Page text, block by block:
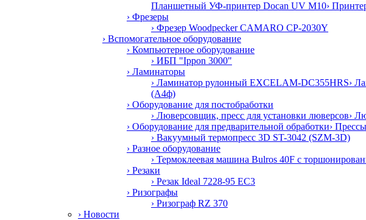
Планшетный УФ-принтер Docan UV M10›
› Фрезеры
› Фрезер Woodpecker CAMARO CP-2030Y
› Вспомогательное оборудование
› Компьютерное оборудование
› ИБП "Ippon 3000"
› Ламинаторы
› Ламинатор рулонный EXCELAM-DC355HRS›
(А4ф)
› Оборудование для постобработки
› Люверсовщик, пресс для установки люверсов›
› Оборудование для предварительной обработки› Прессы
› Вакуумный термопресс 3D ST-3042 (SZM-3D)
› Разное оборудование
› Термоклеевая машина Bulros 40F с
› Резаки
› Резак Ideal 7228-95 EC3
› Ризографы
› Ризограф RZ 370
› Новости